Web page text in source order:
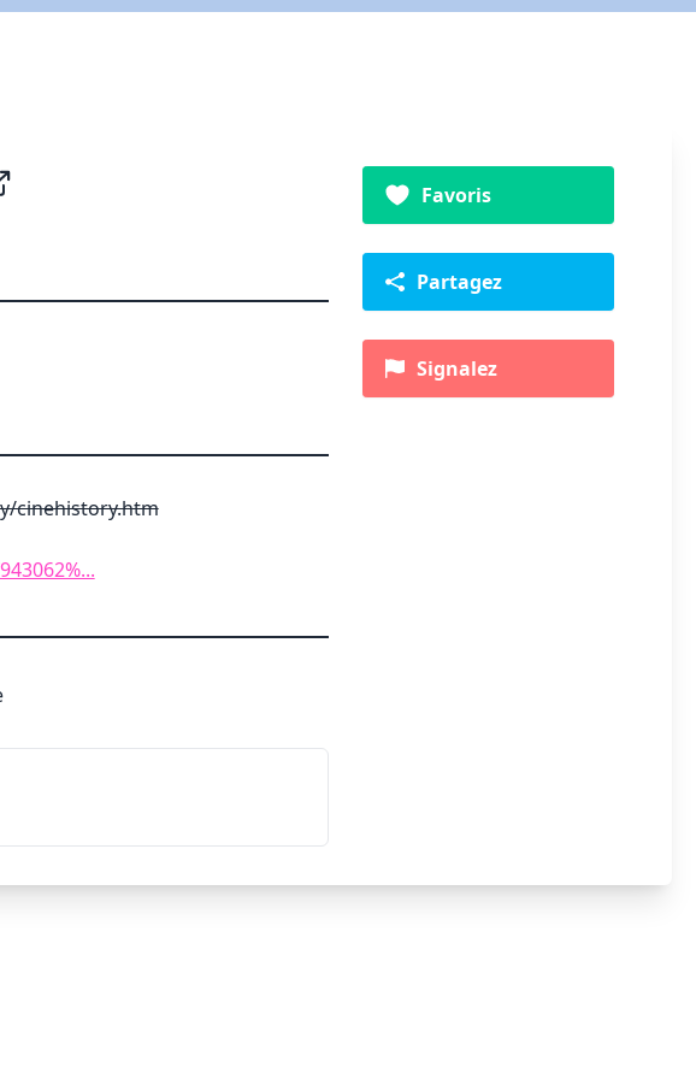
cinehistory.htm
Favoris
Partagez
Signalez